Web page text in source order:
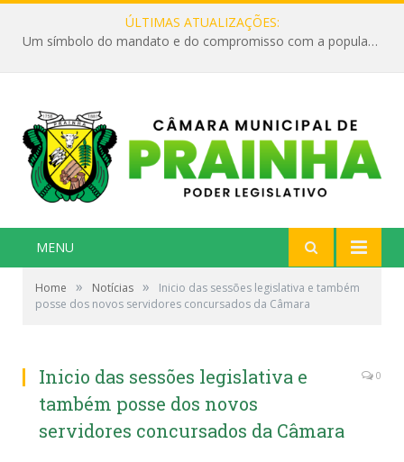
ÚLTIMAS ATUALIZAÇÕES:
Um símbolo do mandato e do compromisso com a população
MENU
Home » Notícias »
Inicio das sessões legislativa e também
posse dos novos servidores concursados da Câmara
Inicio das sessões legislativa e
também posse dos novos
servidores concursados da Câmara
0